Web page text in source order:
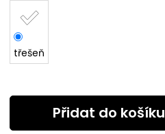
třešeň
Přidat do košíku